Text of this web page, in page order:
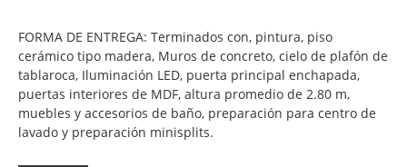
FORMA DE ENTREGA: Terminados con, pintura, piso
cerámico tipo madera, Muros de concreto, cielo de plafón de
tablaroca, Iluminación LED, puerta principal enchapada,
puertas interiores de MDF, altura promedio de 2.80 m,
muebles y accesorios de baño, preparación para centro de
lavado y preparación minisplits.